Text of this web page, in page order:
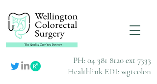
PH:04 381 8120ext 7333
Healthlink EDI: wgtcolon